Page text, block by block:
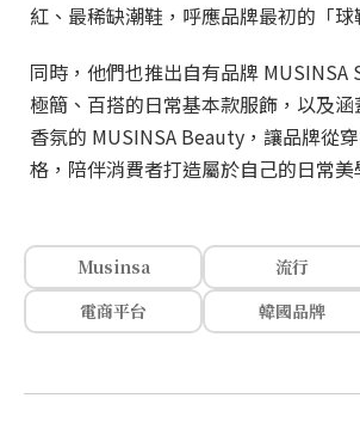
紅、最稀缺潮鞋，呼應品牌最初的「球
同時，他們也推出自有品牌 MUSINSA
極簡、百搭的日常基本款服飾，以及
香氛的 MUSINSA Beauty，讓品牌從
格，陪伴消費者打造屬於自己的日常美
Musinsa
流行
電商平台
韓國品牌